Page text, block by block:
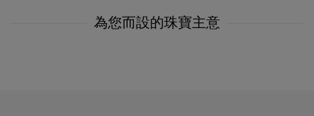
為您而設的珠寶主意